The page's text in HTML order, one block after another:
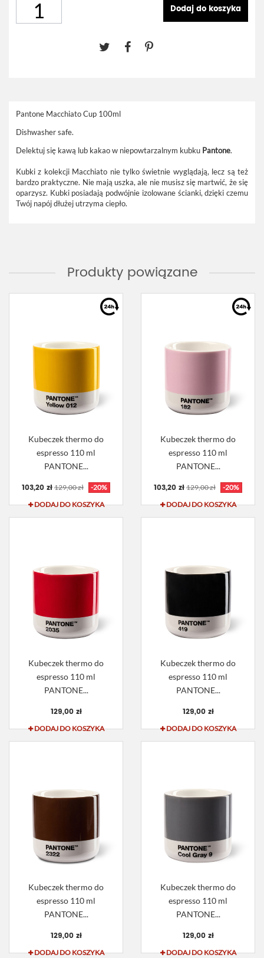
Dodaj do koszyka
Pantone Macchiato Cup 100ml
Dishwasher safe.
Delektuj się kawą lub kakao w niepowtarzalnym kubku Pantone.
Kubki z kolekcji Macchiato nie tylko świetnie wyglądają, lecz są też
bardzo praktyczne. Nie mają uszka, ale nie musisz się martwić, że się
oparzysz. Kubki posiadają podwójnie izolowane ścianki, dzięki czemu
Twój napój dłużej utrzyma ciepło.
Produkty powiązane
Kubeczek thermo do
espresso 110 ml
PANTONE...
103,20 zł 129,00 zł
-20%
DODAJ DO KOSZYKA
Kubeczek thermo do
espresso 110 ml
PANTONE...
103,20 zł 129,00 zł
-20%
DODAJ DO KOSZYKA
Kubeczek thermo do
espresso 110 ml
PANTONE...
129,00 zł
DODAJ DO KOSZYKA
Kubeczek thermo do
espresso 110 ml
PANTONE...
129,00 zł
DODAJ DO KOSZYKA
Kubeczek thermo do
espresso 110 ml
PANTONE...
129,00 zł
DODAJ DO KOSZYKA
Kubeczek thermo do
espresso 110 ml
PANTONE...
129,00 zł
DODAJ DO KOSZYKA